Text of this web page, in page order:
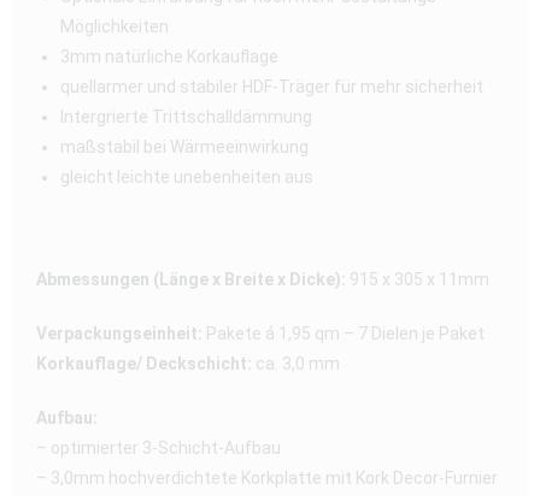
Möglichkeiten
3mm natürliche Korkauflage
quellarmer und stabiler HDF-Träger für mehr sicherheit
Intergrierte Trittschalldämmung
maßstabil bei Wärmeeinwirkung
gleicht leichte unebenheiten aus
Abmessungen (Länge x Breite x Dicke): 915 x 305 x 11mm
Verpackungseinheit: Pakete á 1,95 qm – 7 Dielen je Paket
Korkauflage/ Deckschicht: ca. 3,0 mm
Aufbau:
– optimierter 3-Schicht-Aufbau
– 3,0mm hochverdichtete Korkplatte mit Kork Decor-Furnier